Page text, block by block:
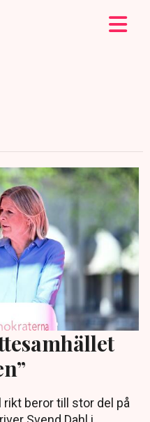
beror till stor del på